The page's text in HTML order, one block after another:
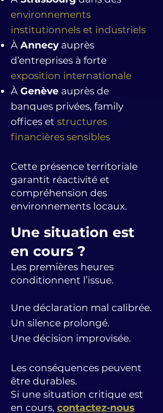
environnements
institutionnels et industriels
À Annecyauprès
d’entreprises à forte
exposition internationale
À Genève auprès de
banques privées, family
offices et structures
financières sensibles
Cette présence territoriale
garantit réactivité et
compréhension des
environnements locaux.
Une situation est
en cours ?
Les premières heures
conditionnent l’issue.
Une déclaration mal calibrée.
Un silence prolongé.
Une décision improvisée.
Les conséquences peuvent
être durables.
Si une situation critique est
en cours, contactez-nous